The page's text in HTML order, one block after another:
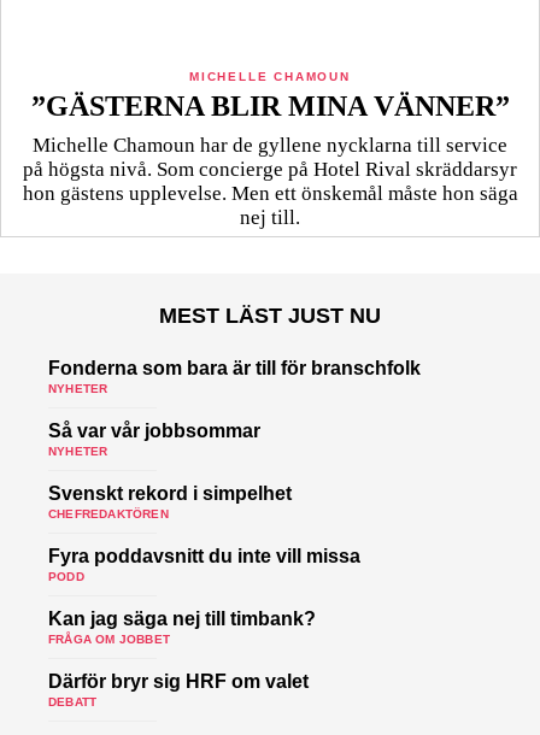
MICHELLE CHAMOUN
”GÄSTERNA BLIR MINA VÄNNER”
Michelle Chamoun har de gyllene nycklarna till service
på högsta nivå. Som concierge på Hotel Rival skräddarsyr
hon gästens upp­levelse. Men ett önskemål måste hon säga
nej till.
MEST LÄST JUST NU
Fonderna som bara är till för branschfolk
NYHETER
Så var vår jobbsommar
NYHETER
Svenskt rekord i simpelhet
CHEFREDAKTÖREN
Fyra poddavsnitt du inte vill missa
PODD
Kan jag säga nej till timbank?
FRÅGA OM JOBBET
Därför bryr sig HRF om valet
DEBATT